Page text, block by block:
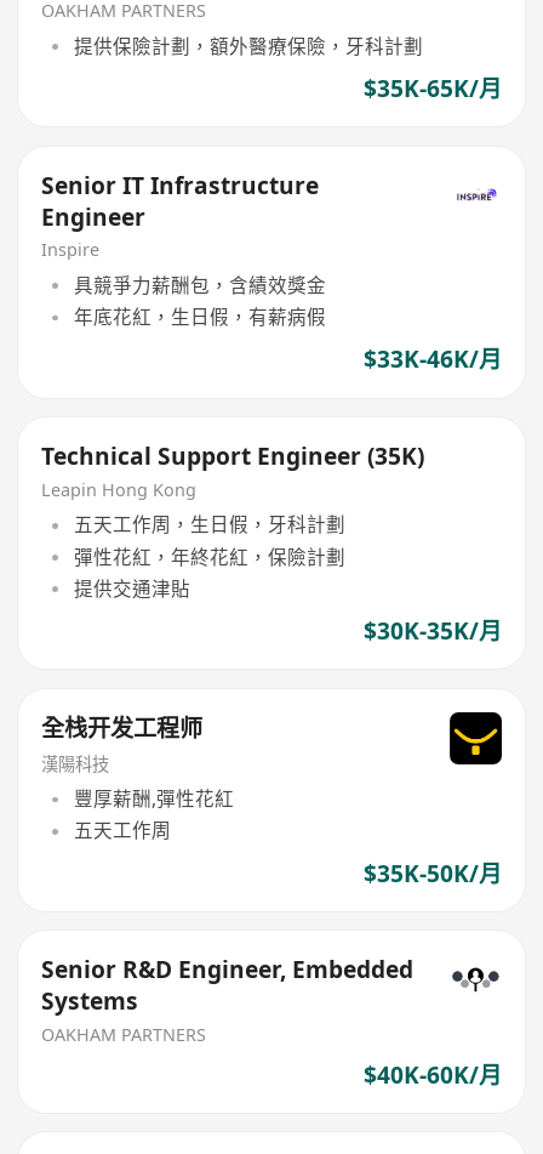
Electronics
OAKHAM PARTNERS
提供保險計劃，額外醫療保險，牙科計劃
$35K-65K/月
Senior IT Infrastructure
Engineer
Inspire
具競爭力薪酬包，含績效獎金
年底花紅，生日假，有薪病假
$33K-46K/月
Technical Support Engineer (35K)
Leapin Hong Kong
五天工作周，生日假，牙科計劃
彈性花紅，年終花紅，保險計劃
提供交通津貼
$30K-35K/月
全栈开发工程师
漢陽科技
豐厚薪酬,彈性花紅
五天工作周
$35K-50K/月
Senior R&D Engineer, Embedded
Systems
OAKHAM PARTNERS
$40K-60K/月